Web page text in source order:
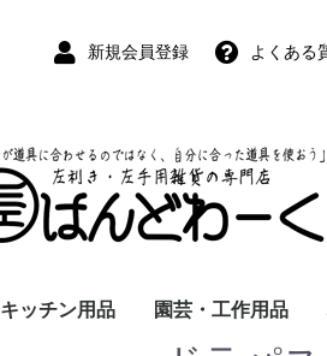
新規会員登録 よくある
キッチン用品 園芸・工作用品